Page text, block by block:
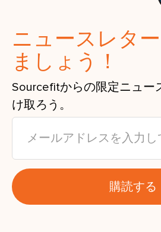
ニュースレタ
ましょう！
Sourcefitからの限定ニュー
け取ろう。